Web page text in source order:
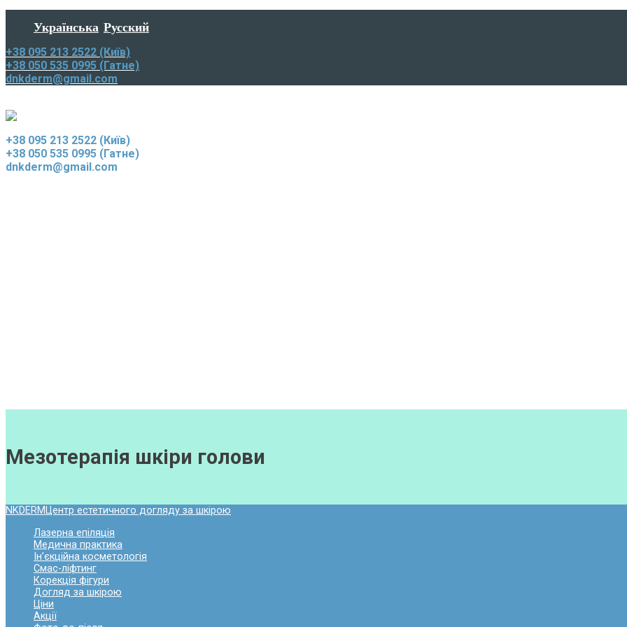
Українська Русский
+38 095 213 2522 (Київ)
+38 050 535 0995 (Гатне)
dnkderm@gmail.com
+38 095 213 2522 (Київ)
+38 050 535 0995 (Гатне)
dnkderm@gmail.com
Мезотерапія шкіри голови
NKDERM Центр естетичного догляду за шкірою
Лазерна епіляція
Медична практика
Ін’єкційна косметологія
Смас-ліфтинг
Корекція фігури
Догляд за шкірою
Ціни
Акції